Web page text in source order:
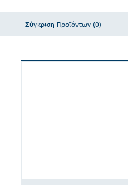
Σύγκριση Προϊόντων (0)